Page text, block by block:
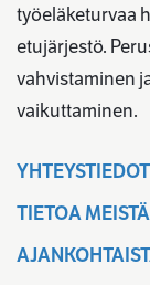
työeläketurvaa
etujärjestö.
vahvistaminen
vaikuttaminen.
YHTEYSTIEDOT
TIETOA MEISTÄ